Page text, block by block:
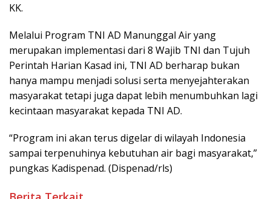
KK.
Melalui Program TNI AD Manunggal Air yang
merupakan implementasi dari 8 Wajib TNI dan Tujuh
Perintah Harian Kasad ini, TNI AD berharap bukan
hanya mampu menjadi solusi serta menyejahterakan
masyarakat tetapi juga dapat lebih menumbuhkan lagi
kecintaan masyarakat kepada TNI AD.
“Program ini akan terus digelar di wilayah Indonesia
sampai terpenuhinya kebutuhan air bagi masyarakat,”
pungkas Kadispenad. (Dispenad/rls)